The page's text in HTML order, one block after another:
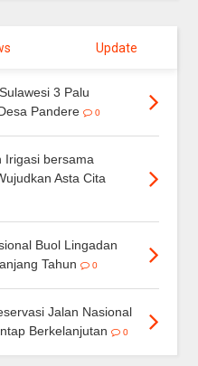
Update
3 Palu
Pandere
0
Irigasi bersama
Asta Cita
Buol Lingadan
Tahun
0
Jalan Nasional
Berkelanjutan
0